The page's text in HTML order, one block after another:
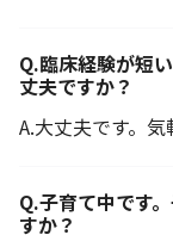
Q.臨床経験が短
丈夫ですか？
A.大丈夫です。気
Q.子育て中です
すか？